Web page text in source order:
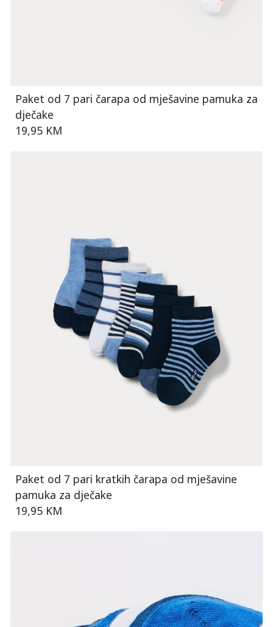
Paket od 7 pari čarapa od mješavine pamuka za
dječake
19,95 KM
Paket od 7 pari kratkih čarapa od mješavine
pamuka za dječake
19,95 KM